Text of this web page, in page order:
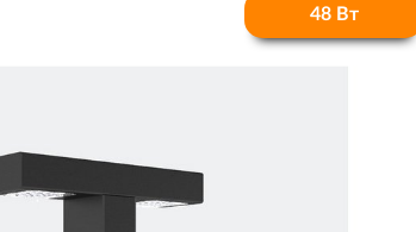
48 Вт